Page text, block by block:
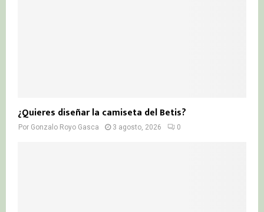
¿Quieres diseñar la camiseta del Betis?
Por Gonzalo Royo Gasca 3 agosto, 2026 0